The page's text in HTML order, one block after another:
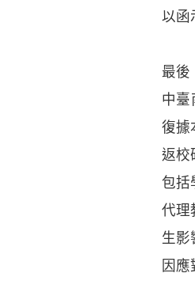
以函
最後
中臺
復據
返校
包括
代理
生影
因應